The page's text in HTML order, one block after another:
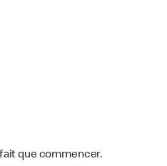
que commencer.